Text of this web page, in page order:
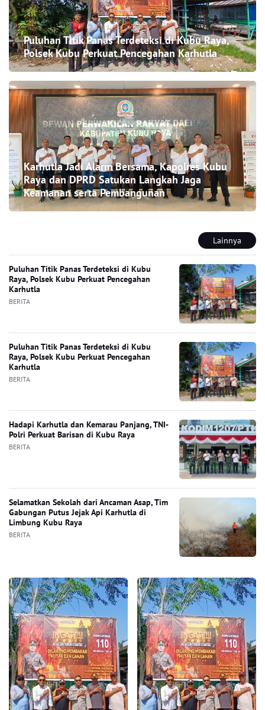
Puluhan Titik Panas Terdeteksi di Kubu Raya,
Polsek Kubu Perkuat Pencegahan Karhutla
Karhutla Jadi Alarm Bersama, Kapolres Kubu
Raya dan DPRD Satukan Langkah Jaga
Keamanan serta Pembangunan
Lainnya
Puluhan Titik Panas Terdeteksi di Kubu
Raya, Polsek Kubu Perkuat Pencegahan
Karhutla
BERITA
Puluhan Titik Panas Terdeteksi di Kubu
Raya, Polsek Kubu Perkuat Pencegahan
Karhutla
BERITA
Hadapi Karhutla dan Kemarau Panjang, TNI-
Polri Perkuat Barisan di Kubu Raya
BERITA
Selamatkan Sekolah dari Ancaman Asap, Tim
Gabungan Putus Jejak Api Karhutla di
Limbung Kubu Raya
BERITA